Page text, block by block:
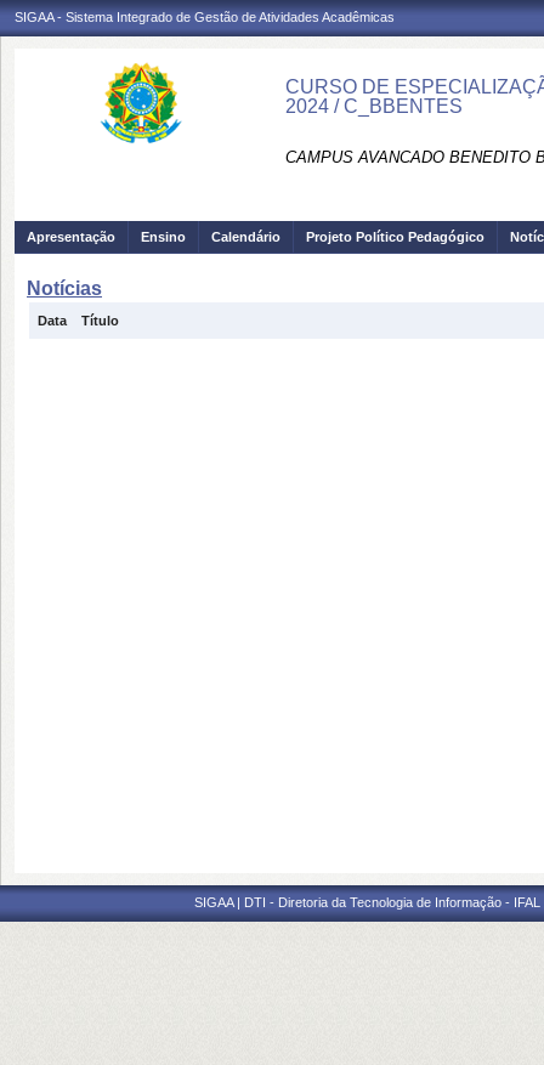
SIGAA - Sistema Integrado de Gestão de Atividades Acadêmicas
CURSO DE
2024 / C_BBENTES
CAMPUS AVANCADO BENEDITO
Apresentação Ensino Calendário Projeto Político Pedagógico
Notícias
Data Título
SIGAA | DTI - Diretoria da Tecnologia de Informação -